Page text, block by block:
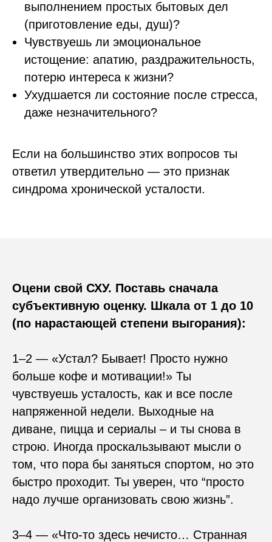
выполнением простых бытовых дел
(приготовление еды, душ)?
Чувствуешь ли эмоциональное
истощение: апатию, раздражительность,
потерю интереса к жизни?
Ухудшается ли состояние после стресса,
даже незначительного?
Если на большинство этих вопросов ты
ответил утвердительно — это признак
синдрома хронической усталости.
Оцени свой СХУ. Поставь сначала
субъективную оценку. Шкала от 1 до 10
(по нарастающей степени выгорания):
1–2 — «Устал? Бывает! Просто нужно
больше кофе и мотивации!» Ты
чувствуешь усталость, как и все после
напряженной недели. Выходные на
диване, пицца и сериалы – и ты снова в
строю. Иногда проскальзывают мысли о
том, что пора бы заняться спортом, но это
быстро проходит. Ты уверен, что “просто
надо лучше организовать свою жизнь”.
3–4 — «Что-то здесь нечисто… Странная